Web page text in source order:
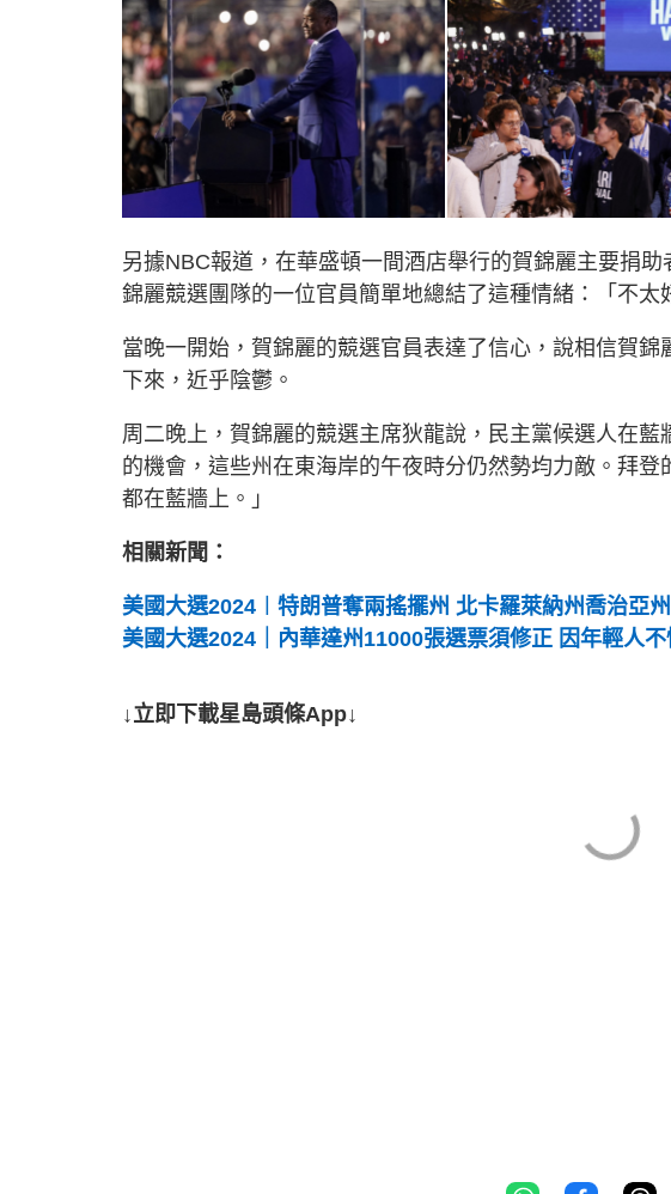
另據NBC報道，在華盛頓一間酒店舉行的賀錦麗主要捐
錦麗競選團隊的一位官員簡單地總結了這種情緒：「不太
當晚一開始，賀錦麗的競選官員表達了信心，說相信賀
下來，近乎陰鬱。
周二晚上，賀錦麗的競選主席狄龍說，民主黨候選人在
的機會，這些州在東海岸的午夜時分仍然勢均力敵。拜
都在藍牆上。」
相關新聞：
美國大選2024︱特朗普奪兩搖擺州 北卡羅萊納州喬治亞
美國大選2024｜內華達州11000張選票須修正 因年輕人
↓立即下載星島頭條App↓